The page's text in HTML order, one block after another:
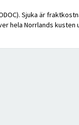
Sjuka är
hela Norrlands